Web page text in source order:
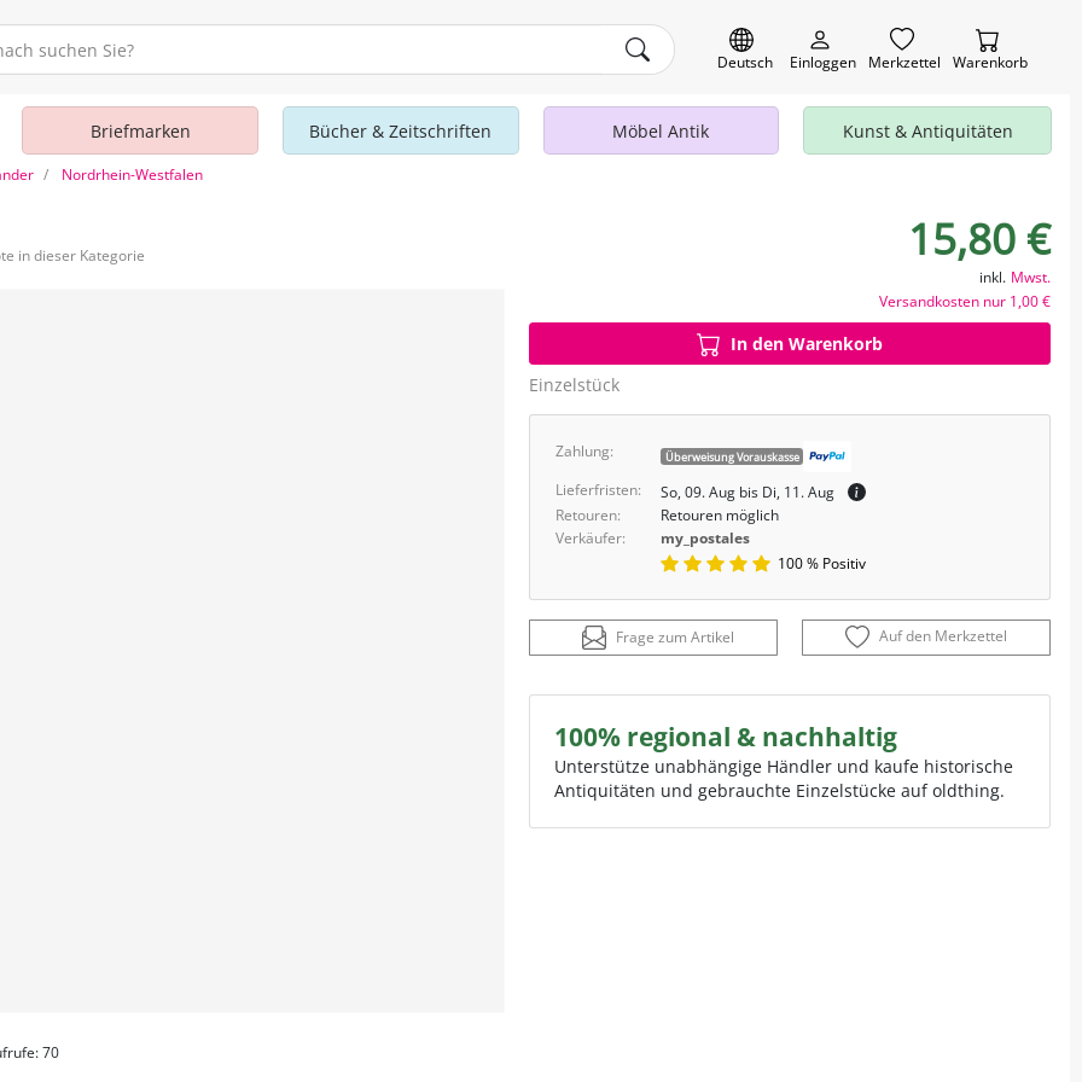
Deutsch Einloggen Merkzettel Warenkorb
Briefmarken Bücher & Zeitschriften Möbel Antik Kunst & Antiquitäten
Nordrhein-Westfalen
in dieser Kategorie
70
15,80 €
inkl. Mwst.
Versandkosten nur 1,00 €
In den Warenkorb
Einzelstück
Zahlung: Überweisung Vorauskasse
Lieferfristen:
So, 09. Aug bis Di, 11. Aug
Retouren:
Retouren möglich
Verkäufer:
my_postales
100 % Positiv
Frage zum Artikel Auf den Merkzettel
100% regional & nachhaltig
Unterstütze unabhängige Händler und kaufe historische
Antiquitäten und gebrauchte Einzelstücke auf oldthing.